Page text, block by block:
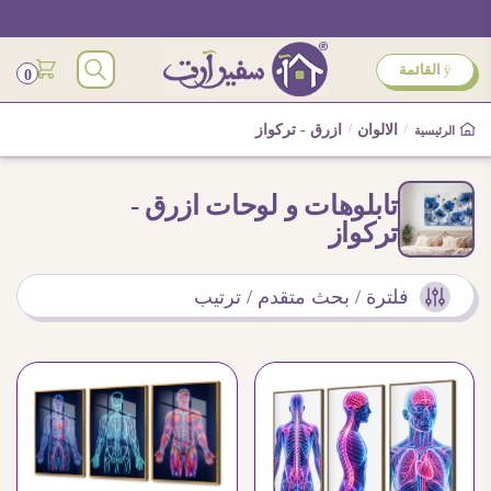
ÿ القائمة 0
الرئيسية / الالوان / ازرق - تركواز
تابلوهات و لوحات ازرق -
تركواز
فلترة / بحث متقدم / ترتيب